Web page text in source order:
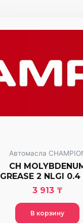
Автомасла
CH
GREASE 2 NLGI 0.4
3 913 ₸
В корзину